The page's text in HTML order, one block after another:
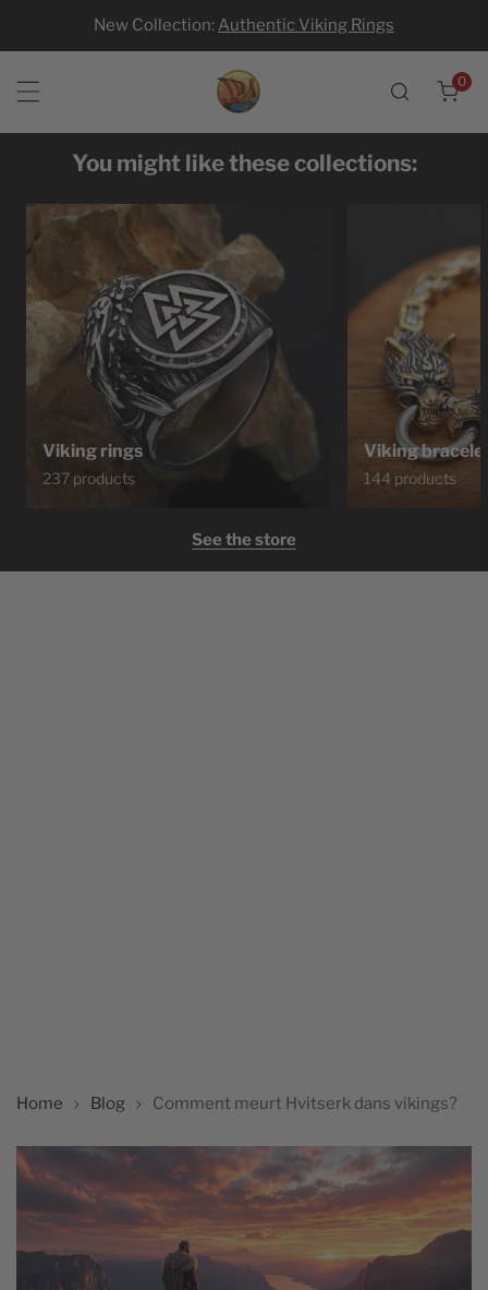
New Collection: Authentic Viking Rings
0
You might like these collections:
Viking rings
237 products
Viking
144 products
See the store
Home Blog Comment meurt Hvitserk dans vikings?